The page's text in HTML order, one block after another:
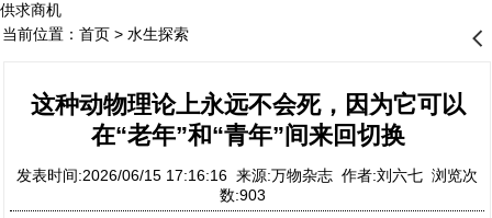
供求商机
当前位置： 首页> 水生探索 󰊒
这种动物理论上永远不会死，因为它可以
在“老年”和“青年”间来回切换
发表时间:2026/06/15 17:16:16 来源:万物杂志 作者:刘六七 浏览次
数:903